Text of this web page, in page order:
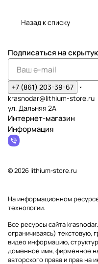
Назад к списку
Подписаться на
+7 (861) 203-39-67
krasnodar@lithium-store.ru
ул. Дальняя 2А
Интернет-магазин
Информация
© 2026 lithium-store.ru
На информационном
технологии.
Все ресурсы сайта
ограничиваясь) текстовую,
видео информацию,
доменное имя, фирменное
авторского права и прав на